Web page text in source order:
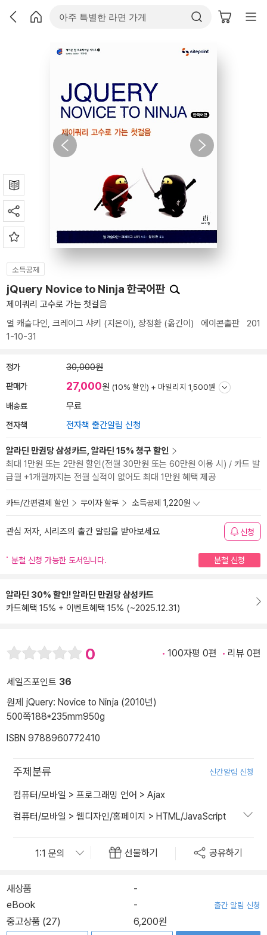
소득공제
jQuery Novice to Ninja 한국어판
제이쿼리 고수로 가는 첫걸음
얼 캐슬다인, 크레이그 샤키 (지은이), 장정환 (옮긴이) 에이콘출판 201
1-10-31
정가 30,000원
판매가 27,000원 (10% 할인) + 마일리지 1,500원
배송료 무료
전자책 전자책 출간알림 신청
알라딘 만권당 삼성카드, 알라딘 15% 청구 할인
최대 1만원 또는 2만원 할인(전월 30만원 또는 60만원 이용 시) / 카드 발
급월 +1개월까지는 전월 실적이 없어도 최대 1만원 혜택 제공
카드/간편결제 할인 무이자 할부 소득공제 1,220원
관심 저자, 시리즈의 출간 알림을 받아보세요 신청
분철 신청 가능한 도서입니다. 분철 신청
알라딘 30% 할인! 알라딘 만권당 삼성카드
카드혜택 15% + 이벤트혜택 15% (~2025.12.31)
0 100자평 0편 리뷰 0편
세일즈포인트 36
원제 jQuery: Novice to Ninja (2010년)
500쪽188*235mm950g
ISBN 9788960772410
주제분류 신간알림 신청
컴퓨터/모바일 > 프로그래밍 언어 > Ajax
컴퓨터/모바일 > 웹디자인/홈페이지 > HTML/JavaScript
선물하기 공유하기
새상품
-
eBook
- 출간 알림 신청
중고상품 (27) 6,200원